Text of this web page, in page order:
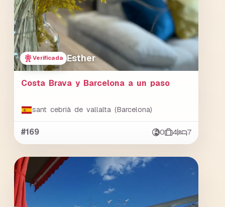
Verificada Esther
Costa Brava y Barcelona a un paso
sant cebrià de vallalta (Barcelona)
#169 0 4 7